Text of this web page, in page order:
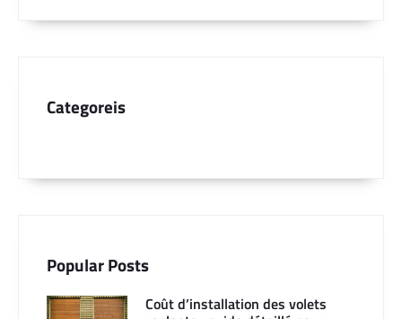
Categoreis
Popular Posts
Coût d’installation des volets